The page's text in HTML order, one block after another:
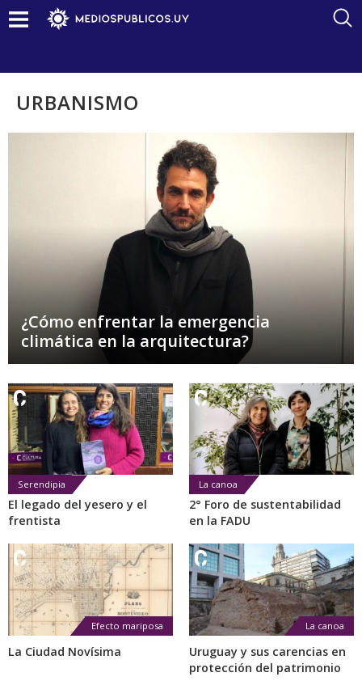
URBANISMO
¿Cómo enfrentar la emergencia
climática en la arquitectura?
Serendipia
El legado del yesero y el
frentista
La canoa
2° Foro de sustentabilidad
en la FADU
Efecto mariposa
La Ciudad Novísima
La canoa
Uruguay y sus carencias en
protección del patrimonio